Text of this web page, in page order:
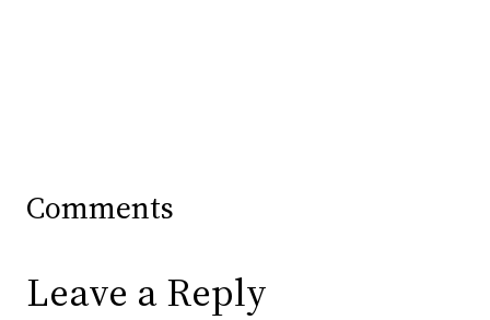
Comments
Leave a Reply